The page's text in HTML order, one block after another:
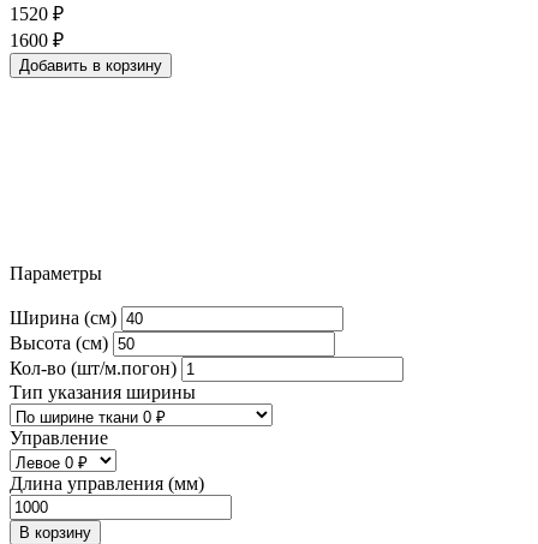
1520 ₽
1600 ₽
Добавить в корзину
Параметры
Ширина (см)
Высота (см)
Кол-во (шт/м.погон)
Тип указания ширины
Управление
Длина управления (мм)
В корзину